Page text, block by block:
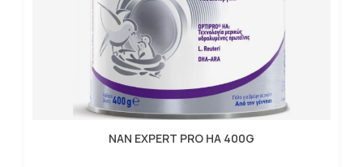
NAN EXPERT PRO HA 400G